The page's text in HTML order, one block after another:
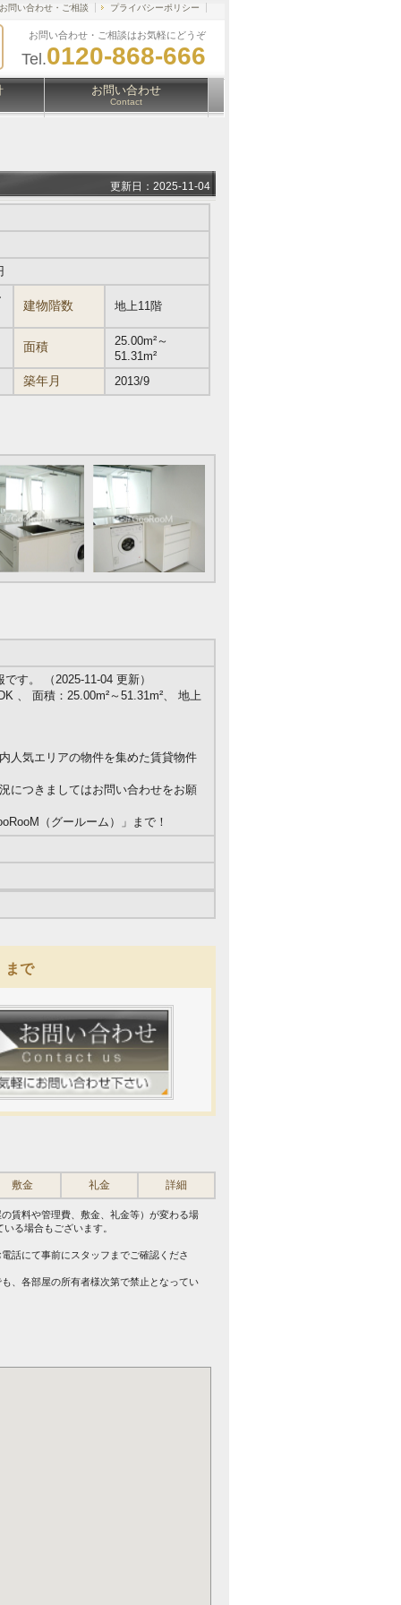
お問い合わせ・ご相談はお気軽にどうぞ
Tel.0120-868-666
お問い合わせ・ご相談 プライバシーポリシー
お問い合わせ
Contact
更新日：2025-11-04
建物階数 地上11階
面積
25.00m²～
51.31m²
築年月 2013/9
す。 （2025-11-04 更新）
、 面積：25.00m²～51.31m²、 地上
人気エリアの物件を集めた賃貸物件
につきましてはお問い合わせをお願
（グールーム）」まで！
まで
敷金 礼金 詳細
賃料や管理費、敷金、礼金等）が変わる場
る場合もございます。
話にて事前にスタッフまでご確認くださ
、各部屋の所有者様次第で禁止となってい